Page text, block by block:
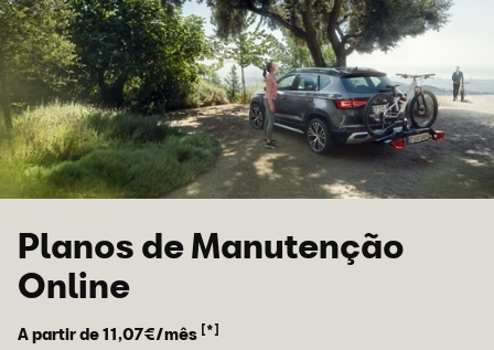
Navegar para conteúdo principal
Navegar para rodapé
Planos de Manutenção
Online
A partir de 11,07€/mês [*]